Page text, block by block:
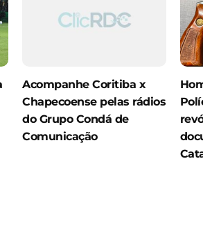
Acompanhe Coritiba x
Chapecoense pelas rádios
do Grupo Condá de
Comunicação